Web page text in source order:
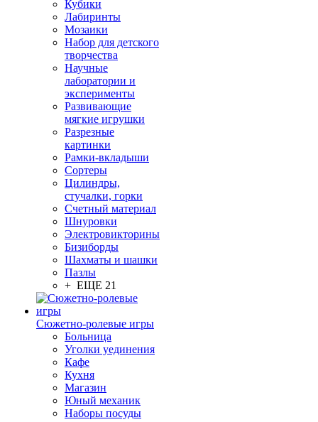
Кубики
Лабиринты
Мозаики
Набор для детского
творчества
Научные
лаборатории и
эксперименты
Развивающие
мягкие игрушки
Разрезные
картинки
Рамки-вкладыши
Сортеры
Цилиндры,
стучалки, горки
Счетный материал
Шнуровки
Электровикторины
Бизиборды
Шахматы и шашки
Пазлы
+ ЕЩЕ 21
Сюжетно-ролевые игры
Больница
Уголки уединения
Кафе
Кухня
Магазин
Юный механик
Наборы посуды